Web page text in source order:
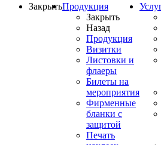
ЗакрытьПродукция
Закрыть
Назад
Продукция
Визитки
Листовки и
флаеры
Билеты на
мероприятия
Фирменные
бланки с
защитой
Печать